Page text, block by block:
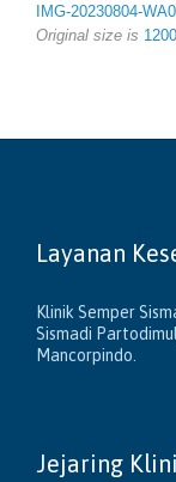
IMG-20230804-
Original size is
Layanan
Klinik Semper
Sismadi
Mancorpindo.
Jejaring